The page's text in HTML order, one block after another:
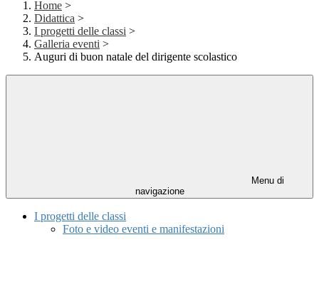
Home >
Didattica >
I progetti delle classi >
Galleria eventi >
Auguri di buon natale del dirigente scolastico
Menu di
navigazione
I progetti delle classi
Foto e video eventi e manifestazioni